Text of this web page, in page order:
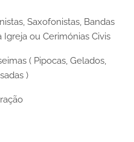
Saxofonistas, Bandas
ou Cerimónias Civis
( Pipocas, Gelados,
)